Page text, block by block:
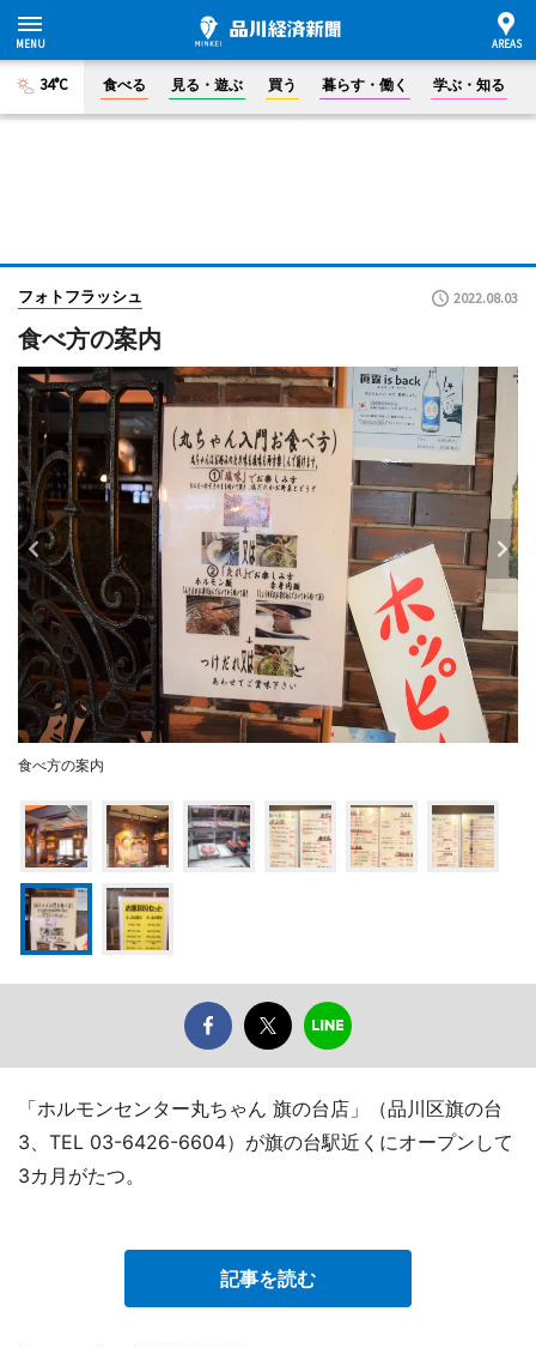
34°C 食べる 見る・遊ぶ 買う 暮らす・働く 学ぶ・知る
フォトフラッシュ 2022.08.03
食べ方の案内
食べ方の案内
「ホルモンセンター丸ちゃん 旗の台店」（品川区旗の台
3、TEL 03-6426-6604）が旗の台駅近くにオープンして
3カ月がたつ。
記事を読む